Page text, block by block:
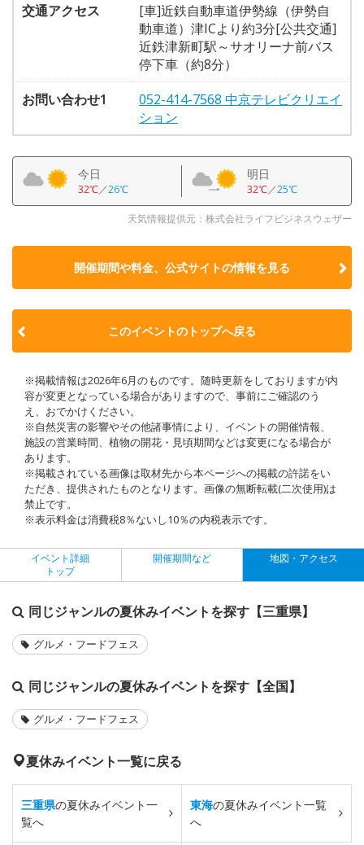
交通アクセス
[車]近鉄自動車道伊勢線（伊勢自
動車道）津ICより約3分[公共交通]
近鉄津新町駅～サオリーナ前バス
停下車（約8分）
お問い合わせ1
052-414-7568 中京テレビクリエイ
ション
今日
32℃／26℃
明日
32℃／25℃
天気情報提供元：株式会社ライフビジネスウェザー
開催期間や料金、公式サイトの情報を見る
このイベントのトップへ戻る
※掲載情報は2026年6月のものです。随時更新をしておりますが内
容が変更となっている場合がありますので、事前にご確認のう
え、おでかけください。
※自然災害の影響やその他諸事情により、イベントの開催情報、
施設の営業時間、植物の開花・見頃期間などは変更になる場合が
あります。
※掲載されている画像は取材先から本ページへの掲載の許諾をい
ただき、提供されたものとなります。画像の無断転載(二次使用)は
禁止です。
※表示料金は消費税8％ないし10％の内税表示です。
イベント詳細
トップ
開催期間など 地図・アクセス
同じジャンルの夏休みイベントを探す【三重県】
グルメ・フードフェス
同じジャンルの夏休みイベントを探す【全国】
グルメ・フードフェス
夏休みイベント一覧に戻る
三重県の夏休みイベント一
覧へ
東海の夏休みイベント一覧
へ